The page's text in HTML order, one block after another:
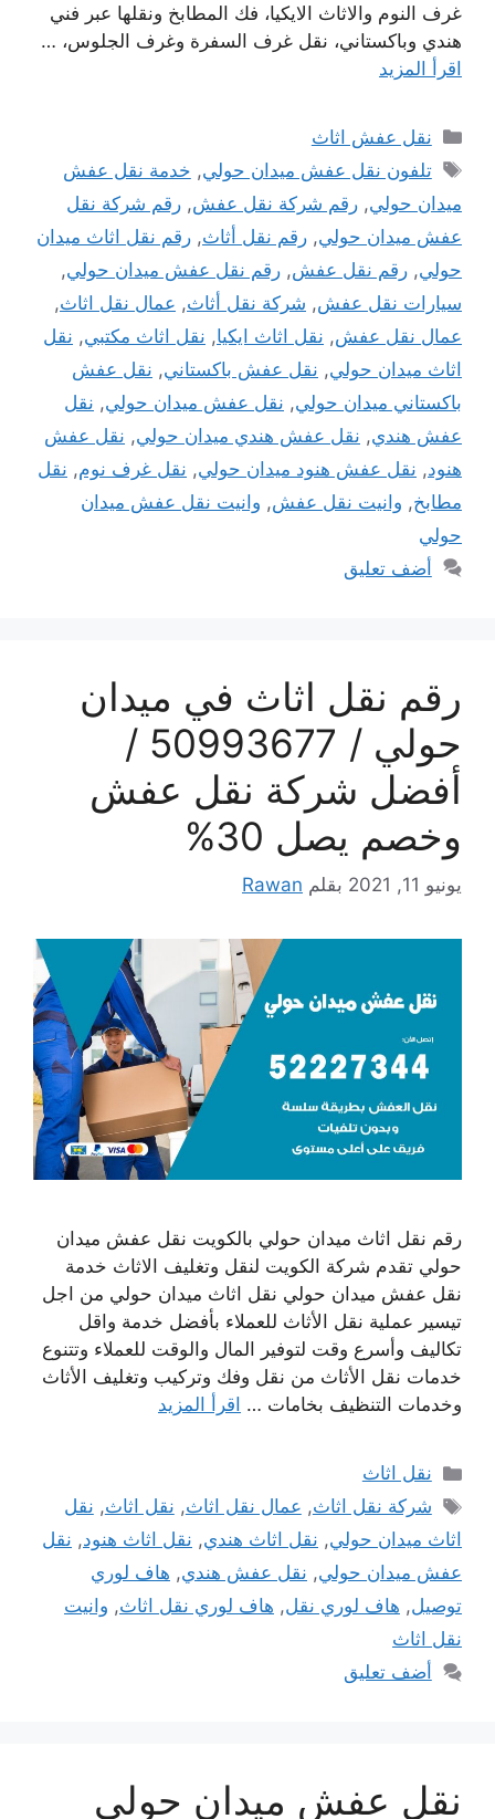
غرف النوم والاثاث الايكيا، فك المطابخ ونقلها عبر فني
هندي وباكستاني، نقل غرف السفرة وغرف الجلوس، …
اقرأ المزيد
التصنيفات
نقل عفش اثاث
الوسوم
تلفون نقل عفش ميدان حولي, خدمة نقل عفش
ميدان حولي, رقم شركة نقل عفش, رقم شركة نقل
عفش ميدان حولي, رقم نقل أثاث, رقم نقل اثاث ميدان
حولي, رقم نقل عفش, رقم نقل عفش ميدان حولي,
سيارات نقل عفش, شركة نقل أثاث, عمال نقل اثاث,
عمال نقل عفش, نقل اثاث ايكيا, نقل اثاث مكتبي, نقل
اثاث ميدان حولي, نقل عفش باكستاني, نقل عفش
باكستاني ميدان حولي, نقل عفش ميدان حولي, نقل
عفش هندي, نقل عفش هندي ميدان حولي, نقل عفش
هنود, نقل عفش هنود ميدان حولي, نقل غرف نوم, نقل
مطابخ, وانيت نقل عفش, وانيت نقل عفش ميدان
حولي
أضف تعليق
رقم نقل اثاث في ميدان
حولي / 50993677 /
أفضل شركة نقل عفش
وخصم يصل 30%
يونيو 11, 2021 بقلم Rawan
رقم نقل اثاث ميدان حولي بالكويت نقل عفش ميدان
حولي تقدم شركة الكويت لنقل وتغليف الاثاث خدمة
نقل عفش ميدان حولي نقل اثاث ميدان حولي من اجل
تيسير عملية نقل الأثاث للعملاء بأفضل خدمة واقل
تكاليف وأسرع وقت لتوفير المال والوقت للعملاء وتتنوع
خدمات نقل الأثاث من نقل وفك وتركيب وتغليف الأثاث
وخدمات التنظيف بخامات … اقرأ المزيد
التصنيفات
نقل اثاث
الوسوم
شركة نقل اثاث, عمال نقل اثاث, نقل اثاث, نقل
اثاث ميدان حولي, نقل اثاث هندي, نقل اثاث هنود, نقل
عفش ميدان حولي, نقل عفش هندي, هاف لوري
توصيل, هاف لوري نقل, هاف لوري نقل اثاث, وانيت
نقل اثاث
أضف تعليق
نقل عفش ميدان حولي